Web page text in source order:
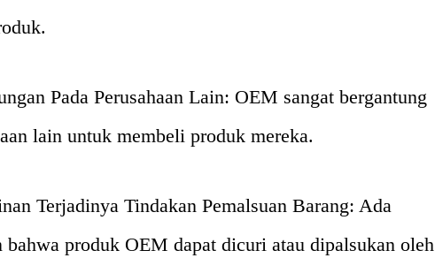
Pada Perusahaan Lain: OEM sangat bergantung
lain untuk membeli produk mereka.
Terjadinya Tindakan Pemalsuan Barang: Ada
bahwa produk OEM dapat dicuri atau dipalsukan oleh